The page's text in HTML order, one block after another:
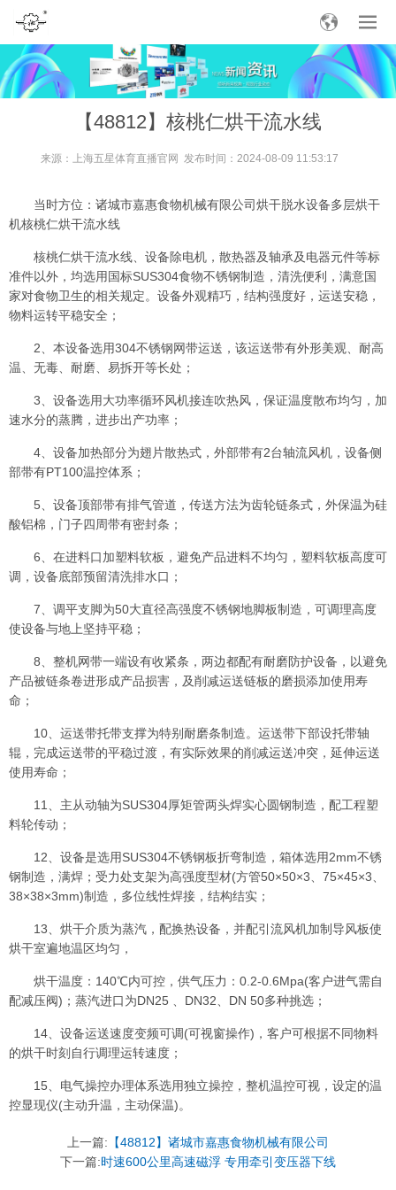
【48812】核桃仁烘干流水线
来源： 上海五星体育直播官网 发布时间：2024-08-09 11:53:17
当时方位：诸城市嘉惠食物机械有限公司烘干脱水设备多层烘干
机核桃仁烘干流水线
核桃仁烘干流水线、设备除电机，散热器及轴承及电器元件等标
准件以外，均选用国标SUS304食物不锈钢制造，清洗便利，满意国
家对食物卫生的相关规定。设备外观精巧，结构强度好，运送安稳，
物料运转平稳安全；
2、本设备选用304不锈钢网带运送，该运送带有外形美观、耐高
温、无毒、耐磨、易拆开等长处；
3、设备选用大功率循环风机接连吹热风，保证温度散布均匀，加
速水分的蒸腾，进步出产功率；
4、设备加热部分为翅片散热式，外部带有2台轴流风机，设备侧
部带有PT100温控体系；
5、设备顶部带有排气管道，传送方法为齿轮链条式，外保温为硅
酸铝棉，门子四周带有密封条；
6、在进料口加塑料软板，避免产品进料不均匀，塑料软板高度可
调，设备底部预留清洗排水口；
7、调平支脚为50大直径高强度不锈钢地脚板制造，可调理高度
使设备与地上坚持平稳；
8、整机网带一端设有收紧条，两边都配有耐磨防护设备，以避免
产品被链条卷进形成产品损害，及削减运送链板的磨损添加使用寿
命；
10、运送带托带支撑为特别耐磨条制造。运送带下部设托带轴
辊，完成运送带的平稳过渡，有实际效果的削减运送冲突，延伸运送
使用寿命；
11、主从动轴为SUS304厚矩管两头焊实心圆钢制造，配工程塑
料轮传动；
12、设备是选用SUS304不锈钢板折弯制造，箱体选用2mm不锈
钢制造，满焊；受力处支架为高强度型材(方管50×50×3、75×45×3、
38×38×3mm)制造，多位线性焊接，结构结实；
13、烘干介质为蒸汽，配换热设备，并配引流风机加制导风板使
烘干室遍地温区均匀，
烘干温度：140℃内可控，供气压力：0.2-0.6Mpa(客户进气需自
配减压阀)；蒸汽进口为DN25 、DN32、DN 50多种挑选；
14、设备运送速度变频可调(可视窗操作)，客户可根据不同物料
的烘干时刻自行调理运转速度；
15、电气操控办理体系选用独立操控，整机温控可视，设定的温
控显现仪(主动升温，主动保温)。
上一篇: 【48812】诸城市嘉惠食物机械有限公司
下一篇:时速600公里高速磁浮 专用牵引变压器下线